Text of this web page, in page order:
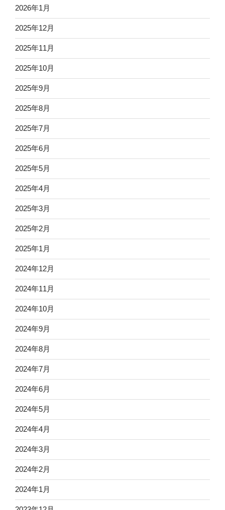
2026年1月
2025年12月
2025年11月
2025年10月
2025年9月
2025年8月
2025年7月
2025年6月
2025年5月
2025年4月
2025年3月
2025年2月
2025年1月
2024年12月
2024年11月
2024年10月
2024年9月
2024年8月
2024年7月
2024年6月
2024年5月
2024年4月
2024年3月
2024年2月
2024年1月